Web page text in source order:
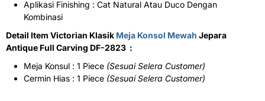
Aplikasi Finishing : Cat Natural Atau Duco Dengan
Kombinasi
Detail Item Victorian Klasik Meja Konsol Mewah Jepara
Antique Full Carving DF-2823 :
Meja Konsul : 1 Piece (Sesuai Selera Customer)
Cermin Hias : 1 Piece (Sesuai Selera Customer)